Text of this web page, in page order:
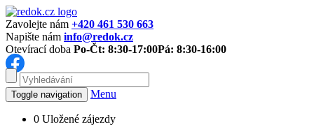
Zavolejte nám +420 461 530 663
Napište nám info@redok.cz
Otevírací doba Po-Čt: 8:30-17:00Pá: 8:30-16:00
Toggle navigation Menu
0 Uložené zájezdy